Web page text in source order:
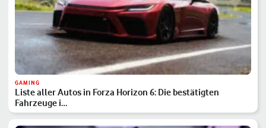
GAMING
Liste aller Autos in Forza Horizon 6: Die bestätigten
Fahrzeuge i…